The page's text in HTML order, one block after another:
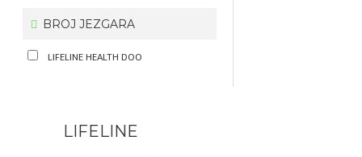
BROJ JEZGARA
LIFELINE HEALTH DOO
LIFELINE